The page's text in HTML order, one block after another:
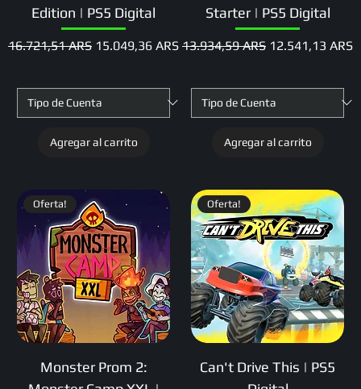
Edition | PS5 Digital
Precio
16.721,51 ARS Precio de oferta
15.049,36 ARS
Agregar al carrito
Starter | PS5 Digital
Precio
13.934,59 ARS Precio de oferta
12.541,13 ARS
Agregar al carrito
Oferta!
Monster Prom 2:
Oferta!
Can't Drive This | PS5